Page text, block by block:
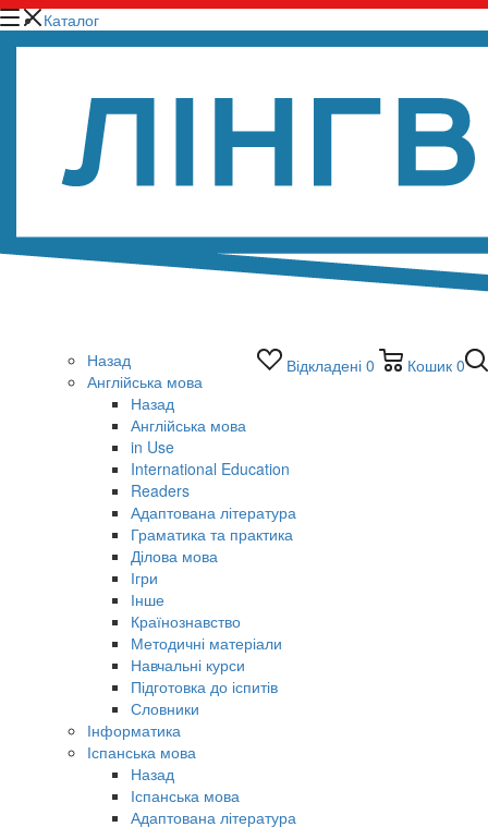
Відкладені 0 Кошик 0
Каталог
Назад
Англійська мова
Назад
Англійська мова
in Use
International Education
Readers
Адаптована література
Граматика та практика
Ділова мова
Ігри
Інше
Країнознавство
Методичні матеріали
Навчальні курси
Підготовка до іспитів
Словники
Інформатика
Іспанська мова
Назад
Іспанська мова
Адаптована література